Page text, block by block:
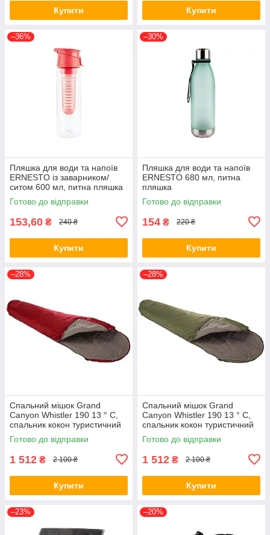
Купити Купити
–36%
Пляшка для води та напоїв
ERNESTO із заварником/
ситом 600 мл, питна пляшка
Готово до відправки
153,60 ₴ 240 ₴
Купити
–30%
Пляшка для води та напоїв
ERNESTO 680 мл, питна
пляшка
Готово до відправки
154 ₴ 220 ₴
Купити
–28%
Спальний мішок Grand
Canyon Whistler 190 13 ° C,
спальник кокон туристичний
Готово до відправки
1 512 ₴ 2 100 ₴
Купити
–28%
Спальний мішок Grand
Canyon Whistler 190 13 ° C,
спальник кокон туристичний
Готово до відправки
1 512 ₴ 2 100 ₴
Купити
–23% –20%